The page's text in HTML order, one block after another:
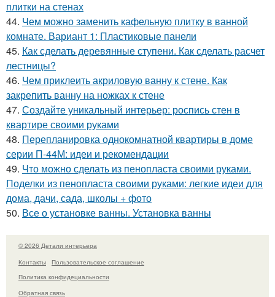
плитки на стенах
44. Чем можно заменить кафельную плитку в ванной
комнате. Вариант 1: Пластиковые панели
45. Как сделать деревянные ступени. Как сделать расчет
лестницы?
46. Чем приклеить акриловую ванну к стене. Как
закрепить ванну на ножках к стене
47. Создайте уникальный интерьер: роспись стен в
квартире своими руками
48. Перепланировка однокомнатной квартиры в доме
серии П-44М: идеи и рекомендации
49. Что можно сделать из пенопласта своими руками.
Поделки из пенопласта своими руками: легкие идеи для
дома, дачи, сада, школы + фото
50. Все о установке ванны. Установка ванны
© 2026 Детали интерьера
Контакты
Пользовательское соглашение
Политика конфидециальности
Обратная связь